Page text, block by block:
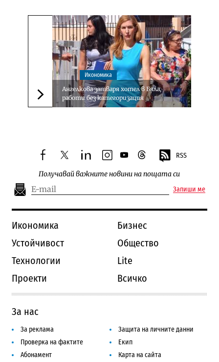
Следваща новина
Икономика
Ангелкова затваря хотел в Бяла,
работи без категоризация
facebooktwitterlinkedininstagram
youtubethreads RSS
Получавай важните новини на пощата си
Запиши ме
Икономика
Бизнес
Устойчивост
Общество
Технологии
Lite
Проекти
Всичко
За нас
За реклама
Защита на личните данни
Проверка на фактите
Екип
Абонамент
Карта на сайта